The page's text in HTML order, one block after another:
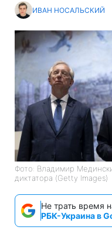
ИВАН НОСАЛЬСКИЙ
Фото: Владимир
диктатора (Getty Images)
Не трать время
РБК-Украина в